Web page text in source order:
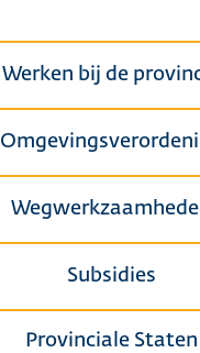
Werken bij de
Subsidies
Provinciale Staten